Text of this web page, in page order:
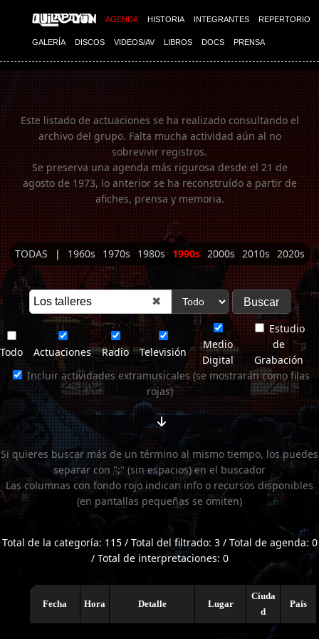
AGENDA HISTORIA INTEGRANTES REPERTORIO
GALERÍA DISCOS VIDEOS/AV LIBROS DOCS PRENSA
Imagen 01
Este listado de actuaciones se ha realizado consultando el
archivo del grupo. Falta mucha actividad aún al no
sobrevivir registros.
Se preserva una agenda más rigurosa desde el 21 de
agosto de 1973, lo anterior se ha reconstruído a partir de
afiches, prensa y memoria.
TODAS | 1960s 1970s 1980s 1990s 2000s 2010s 2020s
✖
Todo Actuaciones Radio Televisión
Medio
Digital
Estudio
de
Grabación
Incluir actividades extramusicales (se mostrarán como filas
rojas)
Si quieres buscar más de un término al mismo tiempo, los puedes
separar con ";" (sin espacios) en el buscador
Las columnas con fondo rojo indican info o recursos disponibles
(en pantallas pequeñas se omiten)
Total de la categoría: 115 / Total del filtrado: 3 / Total de agenda: 0
/ Total de interpretaciones: 0
Fecha Hora Detalle Lugar
Ciuda
d
País